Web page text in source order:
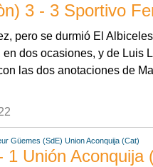
3 - 3 Sportivo
pero se durmió El
dos ocasiones, y de Luis
las dos anotaciones de
Güemes (SdE) Union Aconquija (Cat)
1 Unión Aconquija